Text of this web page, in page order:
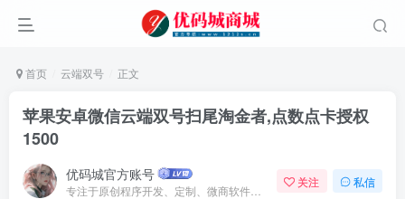
首页 云端双号 正文
苹果安卓微信云端双号扫尾淘金者,点数点卡授权
1500
优码城官方账号 关注 私信